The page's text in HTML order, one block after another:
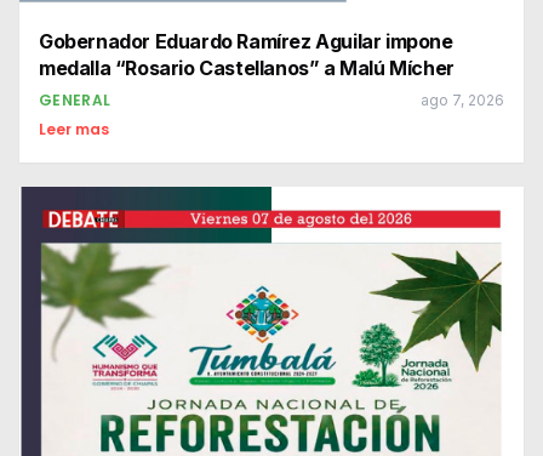
Gobernador Eduardo Ramírez Aguilar impone
medalla “Rosario Castellanos” a Malú Mícher
GENERAL ago 7, 2026
Leer mas